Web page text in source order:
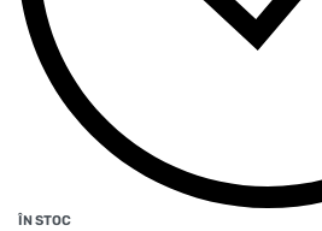
ÎN STOC